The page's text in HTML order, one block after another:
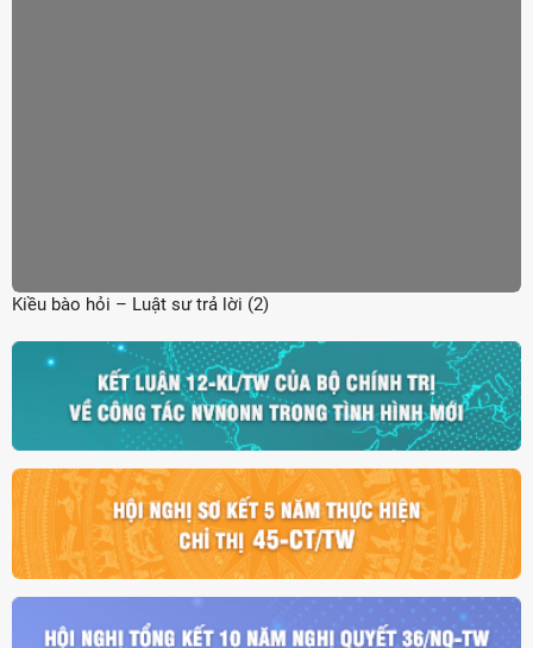
Kiều bào hỏi – Luật sư trả lời (2)